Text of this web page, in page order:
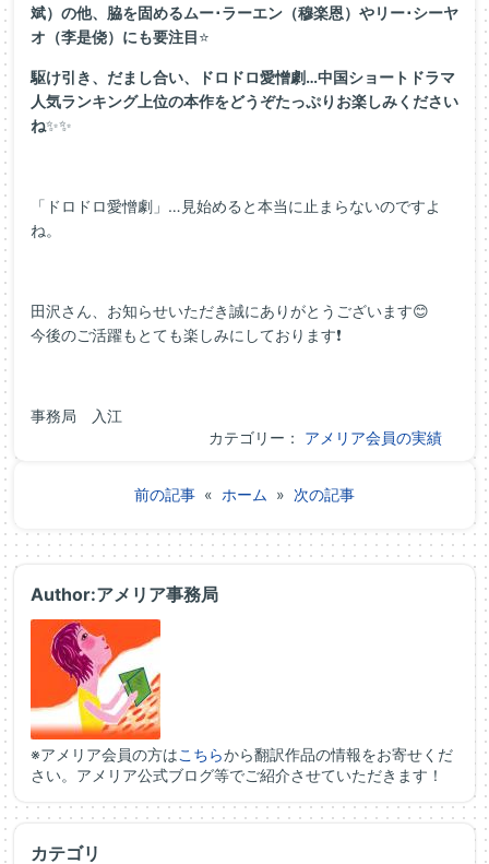
斌）の他、脇を固めるムー･ラーエン（穆楽恩）やリー･シーヤ
オ（李是侥）にも要注目⭐
駆け引き、だまし合い、ドロドロ愛憎劇…中国ショートドラマ
人気ランキング上位の本作をどうぞたっぷりお楽しみください
ね✨✨
「ドロドロ愛憎劇」…見始めると本当に止まらないのですよ
ね。
田沢さん、お知らせいただき誠にありがとうございます😊
今後のご活躍もとても楽しみにしております❗
事務局 入江
カテゴリー： アメリア会員の実績
前の記事 « ホーム » 次の記事
Author:アメリア事務局
※アメリア会員の方はこちらから翻訳作品の情報をお寄せくだ
さい。アメリア公式ブログ等でご紹介させていただきます！
カテゴリ